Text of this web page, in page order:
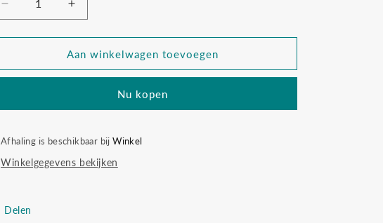
Aantal
verlagen
voor
Assepoester
Aantal
verhogen
voor
Pegdoll
Assepoester
Aan winkelwagen toevoegen
Nu kopen
Afhaling is beschikbaar bijWinkel
Winkelgegevens bekijken
Delen